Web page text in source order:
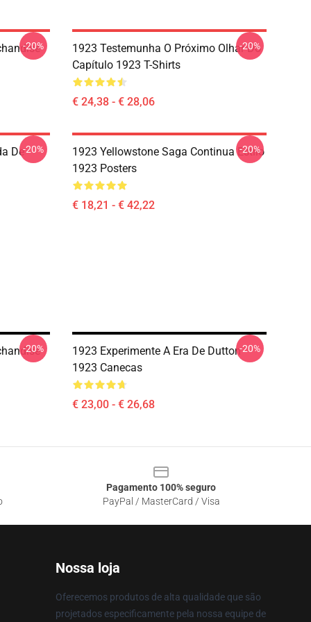
-20%
1923 Testemunha O Próximo Olhar Do
Capítulo 1923 T-Shirts
€ 24,38 - € 28,06
-20%
De-20%
1923 Yellowstone Saga Continua Estilo
1923 Posters
€ 18,21 - € 42,22
-20%
-20%
1923 Experimente A Era De Dutton
1923 Canecas
€ 23,00 - € 26,68
-20%
Pagamento 100% seguro
PayPal / MasterCard / Visa
Nossa loja
Oferecemos produtos de alta qualidade que são
projetados especificamente pela nossa equipe de